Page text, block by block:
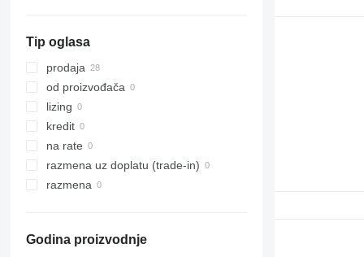
Tip oglasa
prodaja
od proizvođača
lizing
kredit
na rate
razmena uz doplatu (trade-in)
razmena
Godina proizvodnje